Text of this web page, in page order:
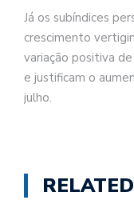
Já os subíndices
crescimento
variação positiva
e justificam o
julho.